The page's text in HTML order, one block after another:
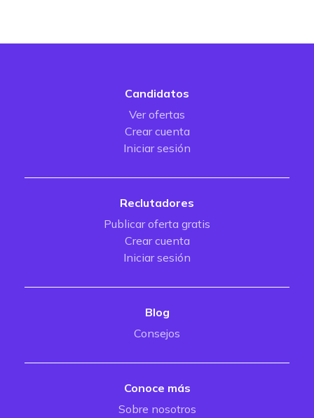
Candidatos
Ver ofertas
Crear cuenta
Iniciar sesión
Reclutadores
Publicar oferta gratis
Crear cuenta
Iniciar sesión
Blog
Consejos
Conoce más
Sobre nosotros